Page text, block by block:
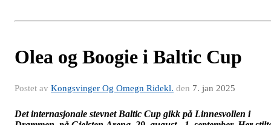
Olea og Boogie i Baltic Cup
Postet av Kongsvinger Og Omegn Ridekl. den 7. jan 2025
Det internasjonale stevnet Baltic Cup gikk på Linnesvollen i